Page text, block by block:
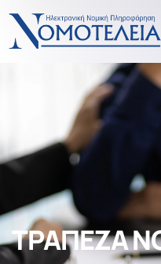
ΤΡΑΠΕΖΑ